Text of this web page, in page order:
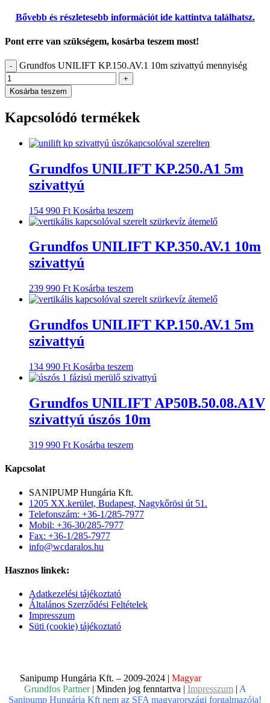
Bővebb és részletesebb információt ide kattintva találhatsz.
Pont erre van szükségem, kosárba teszem most!
- Grundfos UNILIFT KP.150.AV.1 10m szivattyú mennyiség
+
Kosárba teszem
Kapcsolódó termékek
Grundfos UNILIFT KP.250.A1 5m
szivattyú
154 990 Ft Kosárba teszem
Grundfos UNILIFT KP.350.AV.1 10m
szivattyú
239 990 Ft Kosárba teszem
Grundfos UNILIFT KP.150.AV.1 5m
szivattyú
134 990 Ft Kosárba teszem
Grundfos UNILIFT AP50B.50.08.A1V
szivattyú úszós 10m
319 990 Ft Kosárba teszem
Kapcsolat
SANIPUMP Hungária Kft.
1205 XX.kerület, Budapest, Nagykőrösi út 51.
Telefonszám: +36-1/285-7977
Mobil: +36-30/285-7977
Fax: +36-1/285-7977
info@wcdaralos.hu
Hasznos linkek:
Adatkezelési tájékoztató
Általános Szerződési Feltételek
Impresszum
Süti (cookie) tájékoztató
Sanipump Hungária Kft. – 2009-2024 | Magyar
Grundfos Partner| Minden jog fenntartva | Impresszum| A
Sanipump Hungária Kft nem az SFA magyarországi forgalmazója!